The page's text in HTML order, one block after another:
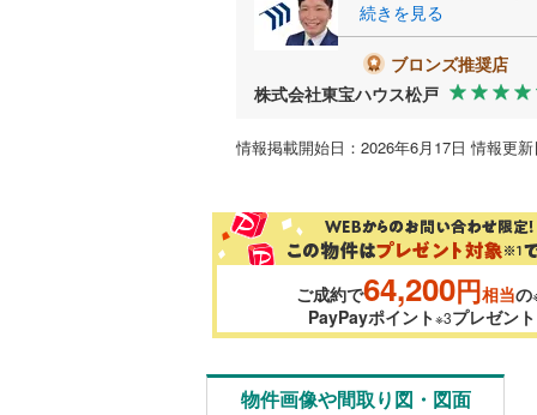
続きを見る
ブロンズ推奨店
株式会社東宝ハウス松戸
情報掲載開始日：2026年6月17日 情報更
ご成約で64,200円相当の
PayPayポイント※3プレゼント
物件画像や間取り図・図面